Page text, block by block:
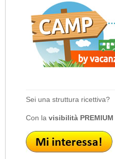
Sei una struttura ricettiva?
Con la visibilità PREMIUM